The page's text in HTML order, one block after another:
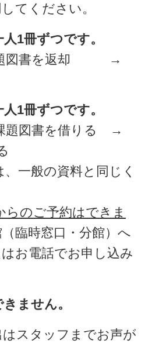
てください。
1冊ずつです。
題図書を返却 →
1冊ずつです。
題図書を借りる →
一般の資料と同じく
らのご予約はできま
臨時窓口・分館）へ
お電話でお申し込み
ません。
はスタッフまでお声が